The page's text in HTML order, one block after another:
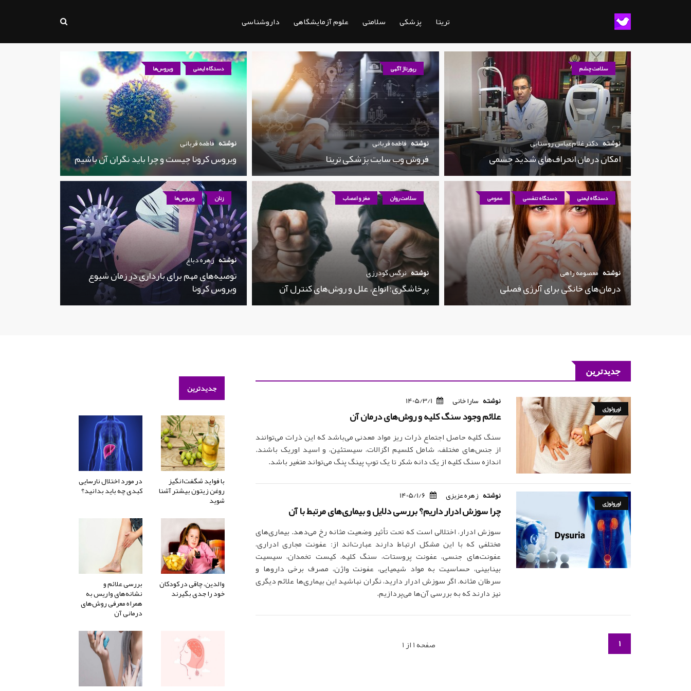
تریتا پزشکی سلامتی علوم آزمایشگاهی داروشناسی
سلامت چشم
نوشته دکتر غلام‌عباس روستایی
امکان درمان انحراف‌های شدید چشمی
رپورتاژ آگهی
نوشته فاطمه قربانی
فروش وب سایت پزشکی تریتا
دستگاه ایمنی ویروس‌ها
نوشته فاطمه قربانی
ویروس کرونا چیست و چرا باید نگران آن باشیم
دستگاه ایمنی دستگاه تنفسی عمومی
نوشته معصومه راهی
درمان‌های خانگی برای آلرژی فصلی
سلامت روان مغز و اعصاب
نوشته نرگس گودرزی
پرخاشگری؛ انواع، علل و روش‌های کنترل آن
زنان ویروس‌ها
نوشته زهره دباغ
توصیه‌های مهم برای بارداری در زمان شیوع
ویروس کرونا
جدیدترین
اورولوژی
نوشته سارا خانی 1405/3/1
علائم وجود سنگ کلیه و روش‌های درمان آن
سنگ کلیه حاصل اجتماع ذرات ریز مواد معدنی می‌باشد که این ذرات می‌توانند
از جنس‌های مختلف، شامل کلسیم اگزالات، سیستئین، و اسید اوریک باشند.
اندازه سنگ کلیه از یک دانه شکر تا یک توپ پینگ پنگ می‌تواند متغیر باشد.
اورولوژی
نوشته زهره عزیزی 1405/1/6
چرا سوزش ادرار داریم؟ بررسی دلایل و بیماری‌های مرتبط با آن
سوزش ادرار، اختلالی است که تحت تأثیر وضعیت مثانه رخ می‌دهد. بیماری‌های
مختلفی که با این مشکل ارتباط دارند عبارت‌اند از: عفونت مجاری ادراری،
عفونت‌های جنسی، عفونت پروستات، سنگ کلیه، کیست تخمدان، سیسیت
بینابینی، حساسیت به مواد شیمیایی، عفونت واژن، مصرف برخی داروها و
سرطان مثانه. اگر سوزش ادرار دارید، نگران نباشید این بیماری‌ها علائم دیگری
نیز دارند که به بررسی آن‌ها می‌پردازیم.
1 صفحه 1 از 1
جدیدترین
با فواید شگفت‌انگیز
روغن زیتون بیشتر آشنا
شوید
در مورد اختلال نارسایی
کبدی چه باید بدانید؟
والدین، چاقی در کودکان
خود را جدی بگیرند
بررسی علائم و
نشانه‌های واریس به
همراه معرفی روش‌های
درمانی آن